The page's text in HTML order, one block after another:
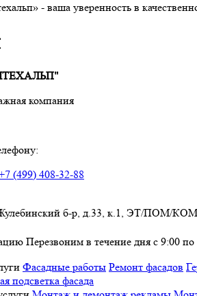
- ваша уверенность в
компания
(499) 408-32-88
Жулебинский б-р, д.33, к.1, ЭТ/ПОМ/
Перезвоним в течение дня с 9:00 по
Фасадные работы Ремонт фасадов
подсветка фасада